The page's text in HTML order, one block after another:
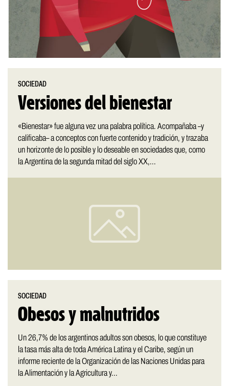
SOCIEDAD
Versiones del bienestar
«Bienestar» fue alguna vez una palabra política. Acompañaba –y
calificaba– a conceptos con fuerte contenido y tradición, y trazaba
un horizonte de lo posible y lo deseable en sociedades que, como
la Argentina de la segunda mitad del siglo XX,...
SOCIEDAD
Obesos y malnutridos
Un 26,7% de los argentinos adultos son obesos, lo que constituye
la tasa más alta de toda América Latina y el Caribe, según un
informe reciente de la Organización de las Naciones Unidas para
la Alimentación y la Agricultura y...